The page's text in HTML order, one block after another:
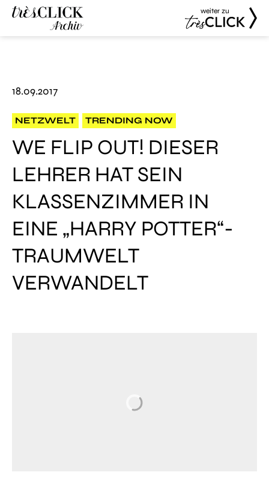
weiter zu
18.09.2017
NETZWELT TRENDING NOW
WE FLIP OUT! DIESER
LEHRER HAT SEIN
KLASSENZIMMER IN
EINE „HARRY POTTER“-
TRAUMWELT
VERWANDELT